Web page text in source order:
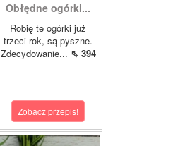
Obłędne ogórki...
Robię te ogórki już
trzeci rok, są pyszne.
Zdecydowanie... ⇖ 394
Zobacz przepis!